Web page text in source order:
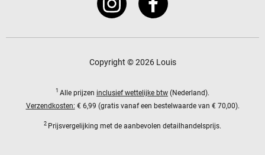
Copyright © 2026 Louis
1 Alle prijzen inclusief wettelijke btw (Nederland).
Verzendkosten: € 6,99 (gratis vanaf een bestelwaarde van € 70,00).
2 Prijsvergelijking met de aanbevolen detailhandelsprijs.